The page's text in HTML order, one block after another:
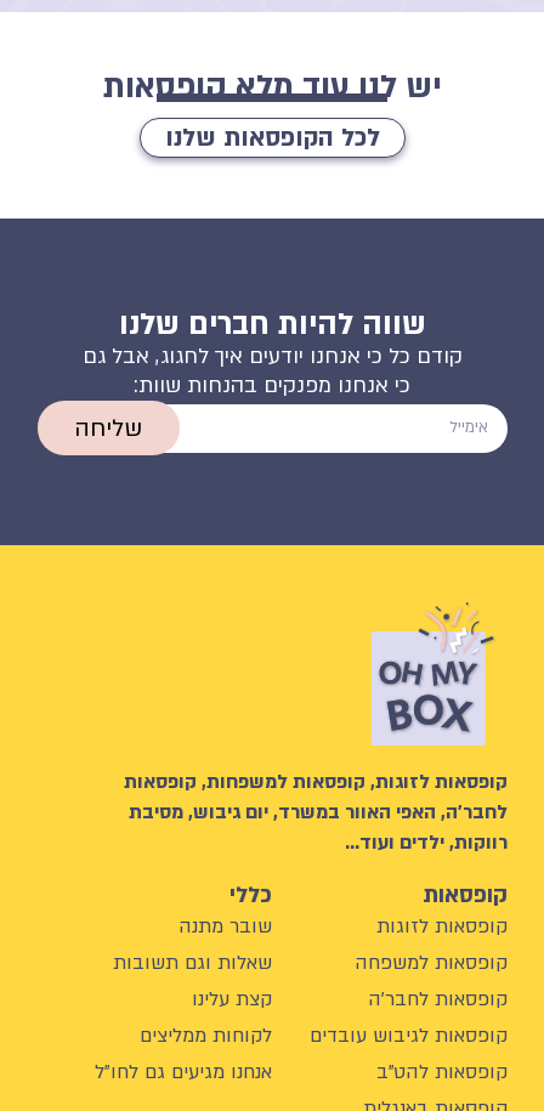
יש לנו עוד מלא קופסאות
לכל הקופסאות שלנו
שווה להיות חברים שלנו
קודם כל כי אנחנו יודעים איך לחגוג, אבל גם
כי אנחנו מפנקים בהנחות שוות:
שליחה
קופסאות לזוגות, קופסאות למשפחות, קופסאות
לחבר’ה, האפי האוור במשרד, יום גיבוש, מסיבת
רווקות, ילדים ועוד…
קופסאות
קופסאות לזוגות
קופסאות למשפחה
קופסאות לחבר'ה
קופסאות לגיבוש עובדים
קופסאות להט"ב
כללי
שובר מתנה
שאלות וגם תשובות
קצת עלינו
לקוחות ממליצים
אנחנו מגיעים גם לחו"ל